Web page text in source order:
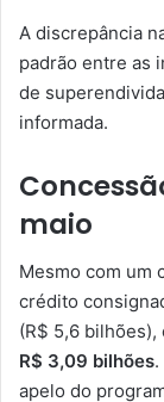
A discrepância
padrão entre as
de
informada.
maio
Mesmo com um
crédito
(R$ 5,6
R$ 3,09 bilhões
apelo do